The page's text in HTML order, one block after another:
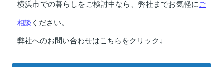
横浜市での暮らしをご検討中なら、弊社までお気軽に ご
相談 ください。
弊社へのお問い合わせはこちらをクリック↓